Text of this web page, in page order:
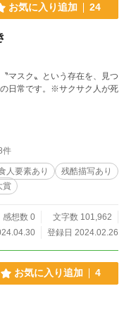
お気に入り追加 24
マスク〟という存在を、見つ
日常です。※サクサク人が死
件
人要素あり
残酷描写あり
賞
感想数 0
文字数 101,962
登録日 2024.02.26
お気に入り追加 4